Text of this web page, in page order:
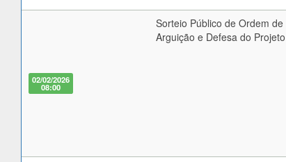
02/02/2026
08:00
Sorteio Público de Ordem de
Arguição e Defesa do Projeto